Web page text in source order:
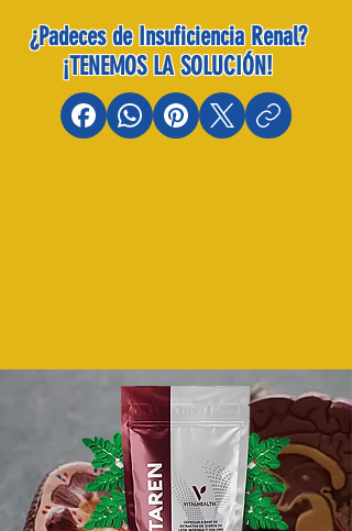
¿Padeces de Insuficiencia Renal?
¡TENEMOS LA SOLUCIÓN!